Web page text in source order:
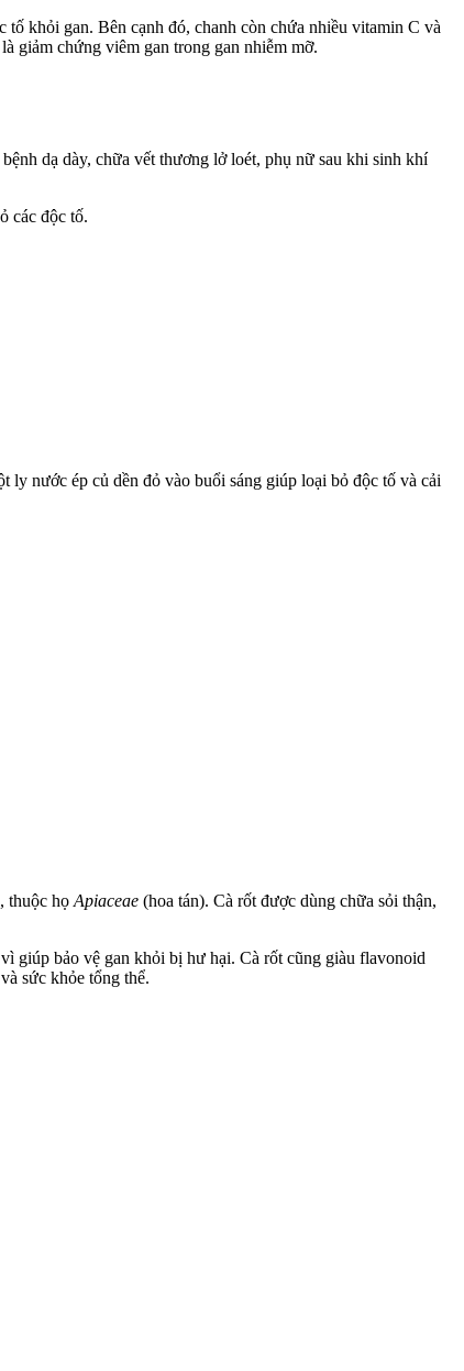
khỏi gan. Bên cạnh đó, chanh còn chứa nhiều vitamin C và
giảm chứng viêm gan trong gan nhiễm mỡ.
dạ dày, chữa vết thương lở loét, phụ nữ sau khi sinh khí
các độc tố.
nước ép củ dền đỏ vào buổi sáng giúp loại bỏ độc tố và cải
thuộc họ Apiaceae (hoa tán). Cà rốt được dùng chữa sỏi thận,
giúp bảo vệ gan khỏi bị hư hại. Cà rốt cũng giàu flavonoid
sức khỏe tổng thể.